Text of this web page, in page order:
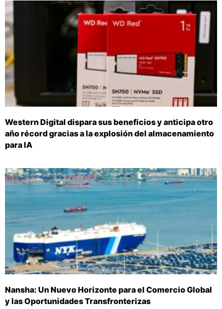
Western Digital dispara sus beneficios y anticipa otro
año récord gracias a la explosión del almacenamiento
para IA
Nansha: Un Nuevo Horizonte para el Comercio Global
y las Oportunidades Transfronterizas